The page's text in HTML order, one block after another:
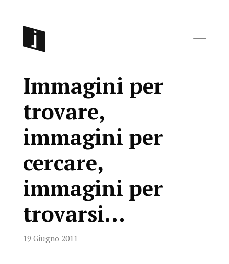
Immagini per
trovare,
immagini per
cercare,
immagini per
trovarsi…
19 Giugno 2011